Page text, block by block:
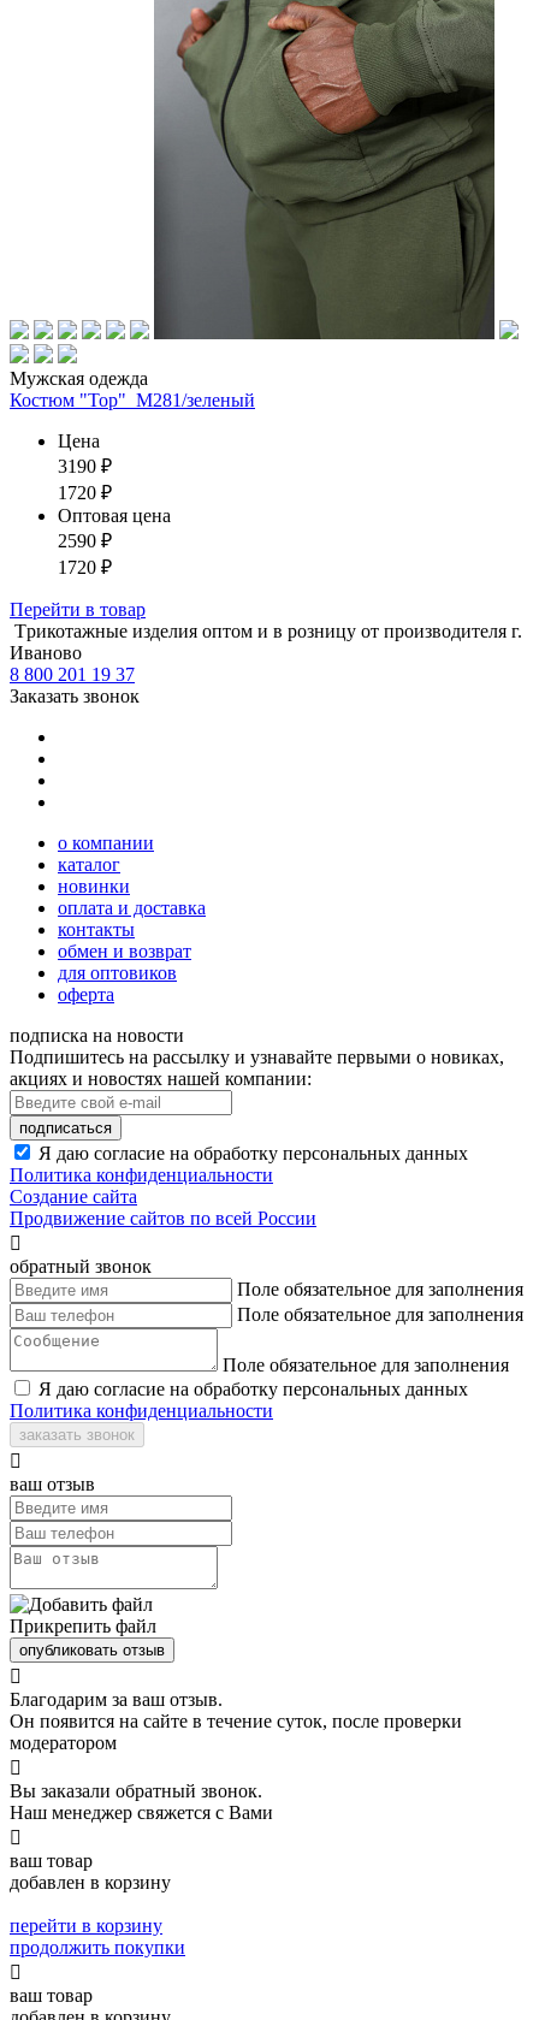
Мужская одежда
Костюм "Тор"_М281/зеленый
Цена
3190 ₽
1720 ₽
Оптовая цена
2590 ₽
1720 ₽
Перейти в товар
Tрикотажные изделия оптом и в розницу от производителя г.
Иваново
8 800 201 19 37
Заказать звонок
о компании
каталог
новинки
оплата и доставка
контакты
обмен и возврат
для оптовиков
оферта
подписка на новости
Подпишитесь на рассылку и узнавайте первыми о новиках,
акциях и новостях нашей компании:
подписаться
Я даю согласие на обработку персональных данных
Политика конфиденциальности
Создание сайта
Продвижение сайтов по всей России

обратный звонок
Поле обязательное для заполнения
Поле обязательное для заполнения
Поле обязательное для заполнения
Я даю согласие на обработку персональных данных
Политика конфиденциальности
заказать звонок

ваш отзыв
Прикрепить файл
опубликовать отзыв

Благодарим за ваш отзыв.
Он появится на сайте в течение суток, после проверки
модератором

Вы заказали обратный звонок.
Наш менеджер свяжется с Вами

ваш товар
добавлен в корзину
перейти в корзину
продолжить покупки

ваш товар